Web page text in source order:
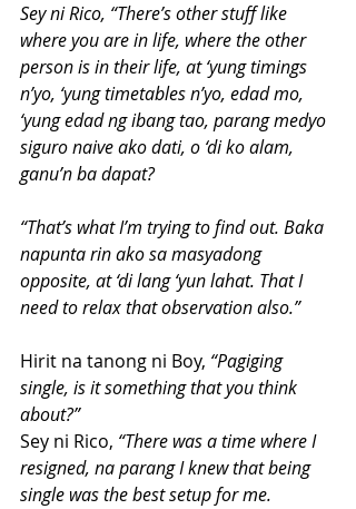
Sey ni Rico, “There’s other stuff like
where you are in life, where the other
person is in their life, at ‘yung timings
n’yo, ‘yung timetables n’yo, edad mo,
‘yung edad ng ibang tao, parang medyo
siguro naive ako dati, o ‘di ko alam,
ganu’n ba dapat?
“That’s what I’m trying to find out. Baka
napunta rin ako sa masyadong
opposite, at ‘di lang ‘yun lahat. That I
need to relax that observation also.”
Hirit na tanong ni Boy, “Pagiging
single, is it something that you think
about?”
Sey ni Rico, “There was a time where I
resigned, na parang I knew that being
single was the best setup for me.